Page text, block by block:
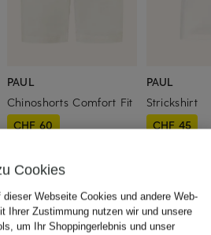
PAUL
Chinoshorts Comfort Fit
CHF 60
PAUL
Strickshirt
CHF 45
Cookies
Webseite Cookies und andere Web-
Ihrer Zustimmung nutzen wir und unsere
um Ihr Shoppingerlebnis und unser